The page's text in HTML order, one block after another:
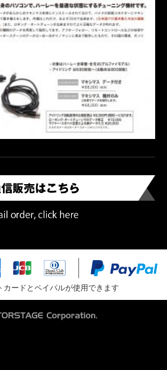
カードとペイパルが使用できます